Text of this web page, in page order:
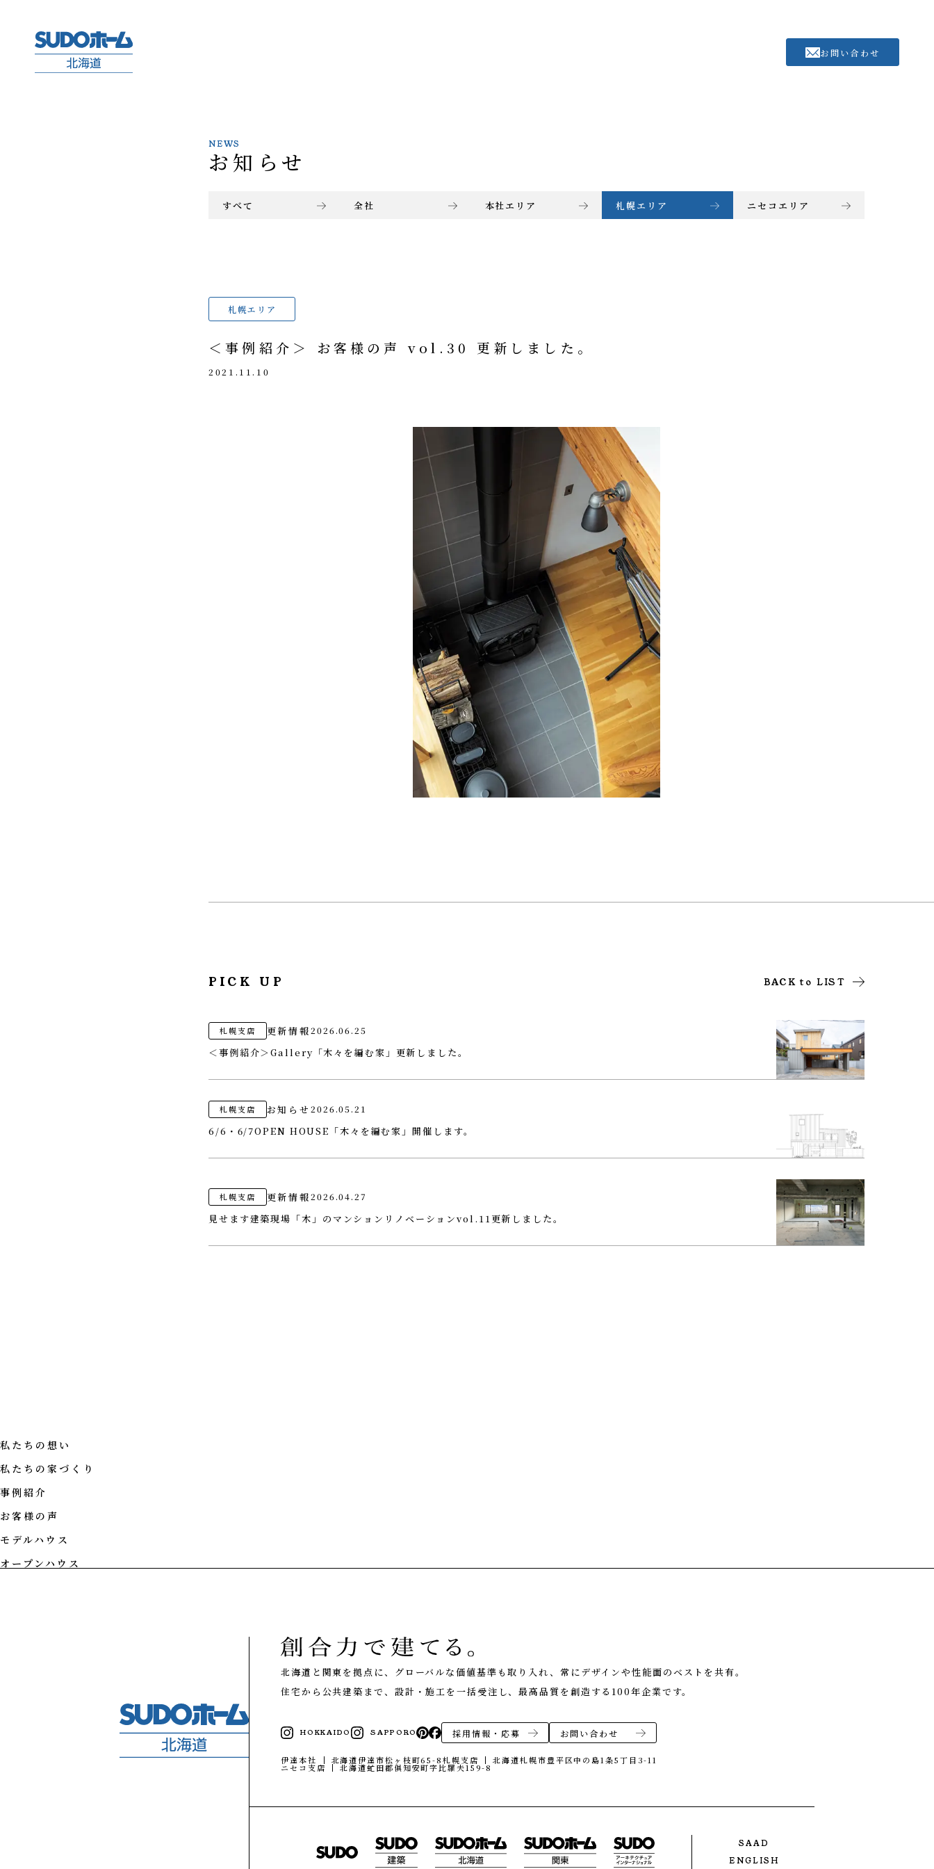
お問い合わせ
私たちの想い
家づくりの流れ
施工エリア
ギャラリー
タグで写真を見る
お知らせ
EVENT
イベント情報
LIVE REPORT
見せます建築現場
ABOUT
会社紹介
企業コンセプト・会社概要
ONLINE MEETING
CONTACT
お問い合わせ・資料請求
NEWS
お知らせ
すべて 全社 本社エリア 札幌エリア ニセコエリア
札幌エリア
＜事例紹介＞ お客様の声 vol.30 更新しました。
2021.11.10
PICK UP BACK to LIST
札幌支店 更新情報2026.06.25
＜事例紹介＞Gallery「木々を編む家」更新しました。
札幌支店 お知らせ 2026.05.21
6/6・6/7OPEN HOUSE「木々を編む家」開催します。
札幌支店 更新情報2026.04.27
見せます建築現場「木」のマンションリノベーションvol.11更新しました。
私たちの想い
私たちの家づくり
事例紹介
お客様の声
モデルハウス
オープンハウス
北海道と関東を拠点に、グローバルな価値基準も取り入れ、常にデザインや性能面のベストを共有。
住宅から公共建築まで、設計・施工を一括受注し、最高品質を創造する100年企業です。
HOKKAIDO SAPPORO 採用情報・応募 お問い合わせ
伊達本社 北海道伊達市松ヶ枝町65-8札幌支店 北海道札幌市豊平区中の島1条5丁目3-11
ニセコ支店 北海道虻田郡俱知安町字比羅夫159-8
SAAD
ENGLISH